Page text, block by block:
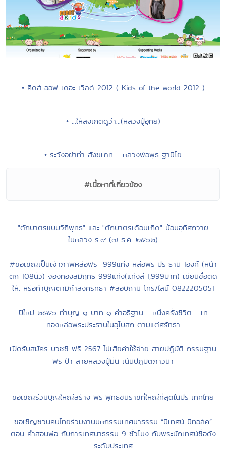
• คิดส์ ออฟ เดอะ เวิลด์ 2012 ( Kids of the world 2012 )
• ...ให้สังเกตดูว่า...(หลวงปู่อุทัย)
• ระวังอย่าทำ สังฆเภท - หลวงพ่อพุธ ฐานิโย
#เนื้อหาที่เกี่ยวข้อง
"ตักบาตรแบบวิถีพุทธ" และ "ตักบาตรเดือนเกิด" น้อมอุทิศถวาย
ในหลวง ร.๙ (๗ ธ.ค. ๒๕๖๒)
#ขอเชิญเป็นเจ้าภาพหล่อพระ 999แท่ง หล่อพระประธาน 1องค์ (หน้า
ตัก 108นิ้ว) จองทองสัมฤทธิ์ 999แท่ง(แท่งล่ะ1,999บาท) เขียนชื่อติด
ให้. หรือทำบุญตามกำลังศรัทธา #สอบถาม โทร/ไลน์ 0822205051
ปีใหม่ ๒๕๕๖ ทำบุญ ๑ บาท ๑ คำอธิฐาน.. ..หนึงครั้งชีวิต.... เท
ทองหล่อพระประธานในอุโบสถ ตามแต่ศรัทธา
เปิดรับสมัคร บวชชี ฟรี 2567 ไม่เสียค่าใช้จ่าย สายปฏิบัติ กรรมฐาน
พระป่า สายหลวงปู่มั่น เน้นปฏิบัติภาวนา
ขอเชิญร่วมบุญใหญ่สร้าง พระพุทธชินราชที่ใหญ่ที่สุดในประเทศไทย
ขอเชิญชวนคนไทยร่วมงานมหกรรมเทศนาธรรม “มีเทศน์ มีทอล์ค”
ตอน คำสอนพ่อ กับการเทศนาธรรม 9 ชั่วโมง กับพระนักเทศน์ชื่อดัง
ระดับประเทศ